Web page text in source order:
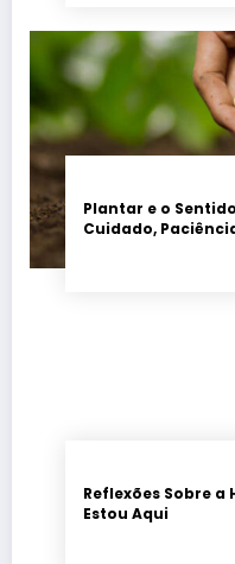
Plantar e o
Cuidado,
Reflexões Sobre
Estou Aqui